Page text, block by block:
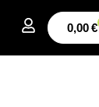
0,00€